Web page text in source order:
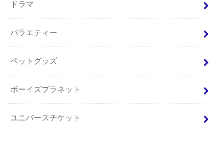
ドラマ
バラエティー
ペットグッズ
ボーイズプラネット
ユニバースチケット